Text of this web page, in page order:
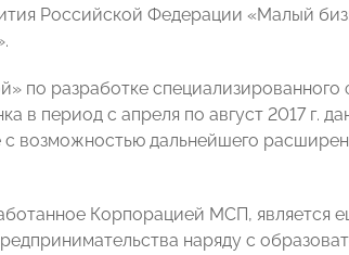
Российской Федерации «Малый
по разработке
в период с апреля по август 2017 г.
возможностью дальнейшего
Корпорацией МСП, является
наряду с